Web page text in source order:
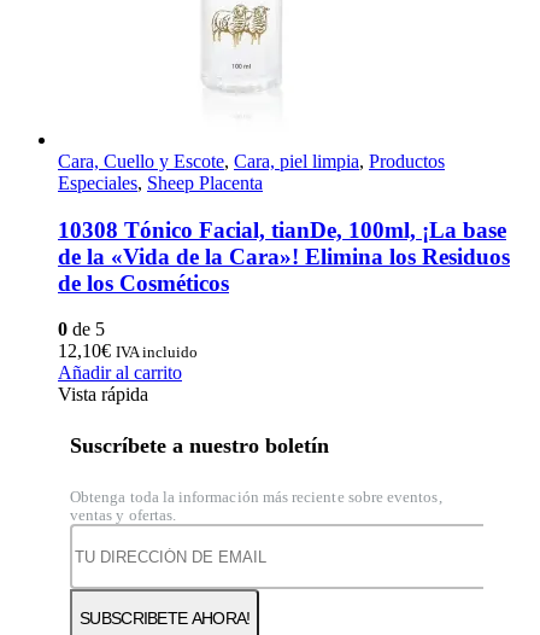
Cara, Cuello y Escote, Cara, piel limpia, Productos
Especiales, Sheep Placenta
10308 Tónico Facial, tianDe, 100ml, ¡La base
de la «Vida de la Cara»! Elimina los Residuos
de los Cosméticos
0 de 5
12,10€ IVA incluido
Añadir al carrito
Vista rápida
Suscríbete a nuestro boletín
Obtenga toda la información más reciente sobre eventos,
ventas y ofertas.